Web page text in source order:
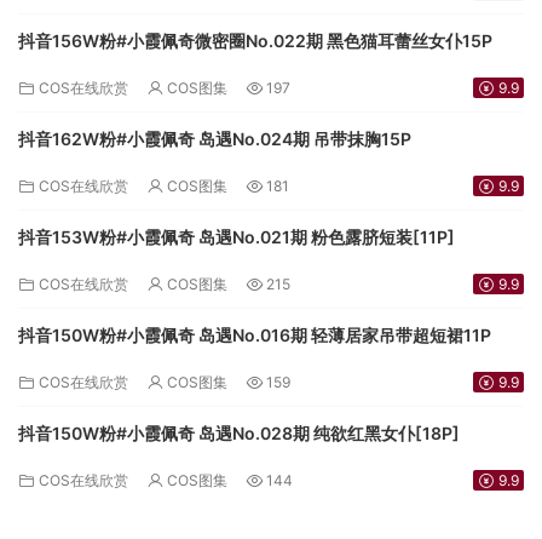
抖音156W粉#小霞佩奇微密圈No.022期 黑色猫耳蕾丝女仆15P
COS在线欣赏 COS图集 197 9.9
抖音162W粉#小霞佩奇 岛遇No.024期 吊带抹胸15P
COS在线欣赏 COS图集 181 9.9
抖音153W粉#小霞佩奇 岛遇No.021期 粉色露脐短装[11P]
COS在线欣赏 COS图集 215 9.9
抖音150W粉#小霞佩奇 岛遇No.016期 轻薄居家吊带超短裙11P
COS在线欣赏 COS图集 159 9.9
抖音150W粉#小霞佩奇 岛遇No.028期 纯欲红黑女仆[18P]
COS在线欣赏 COS图集 144 9.9